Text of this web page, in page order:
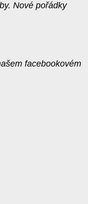
Nové pořádky
facebookovém